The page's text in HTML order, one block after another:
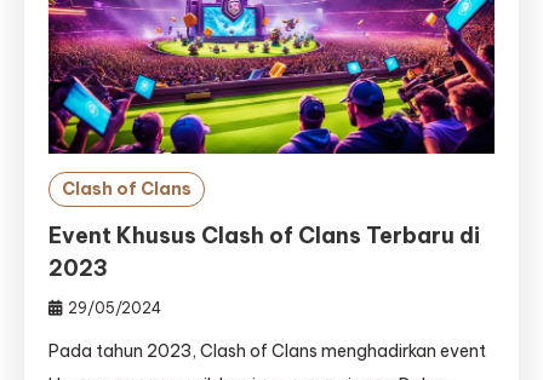
Clash of Clans
Event Khusus Clash of Clans Terbaru di
2023
29/05/2024
Pada tahun 2023, Clash of Clans menghadirkan event